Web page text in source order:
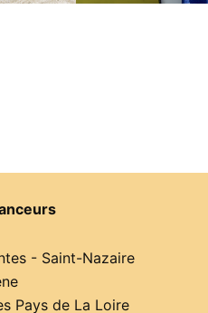
- Saint-Nazaire
Pays de La Loire